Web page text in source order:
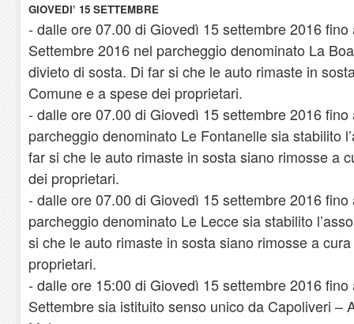
GIOVEDI’ 15 SETTEMBRE
- dalle ore 07.00 di Giovedì 15 settembre 2016
Settembre 2016 nel parcheggio denominato La
divieto di sosta. Di far si che le auto rimaste in
Comune e a spese dei proprietari.
- dalle ore 07.00 di Giovedì 15 settembre 2016
parcheggio denominato Le Fontanelle sia stabilito
far si che le auto rimaste in sosta siano rimosse a
dei proprietari.
- dalle ore 07.00 di Giovedì 15 settembre 2016
parcheggio denominato Le Lecce sia stabilito
si che le auto rimaste in sosta siano rimosse a
proprietari.
- dalle ore 15:00 di Giovedì 15 settembre 2016
Settembre sia istituito senso unico da Capoliveri –